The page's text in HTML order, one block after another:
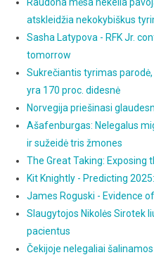
atskleidžia nekokybiškus
Sasha Latypova - RFK Jr.
tomorrow
Sukrečiantis tyrimas
yra 170 proc. didesnė
Norvegija priešinasi
Ašafenburgas: Nelegalus
ir sužeidė tris žmones
The Great Taking: Exposing
Kit Knightly - Predicting
James Roguski - Evidence
Slaugytojos Nikolės Sirotek
pacientus
Čekijoje nelegaliai